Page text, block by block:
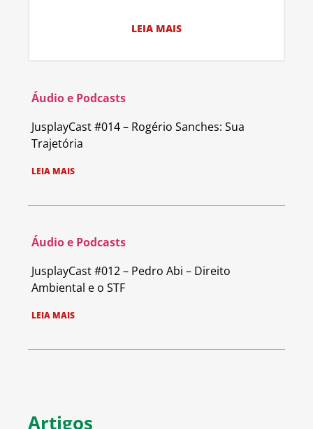
LEIA MAIS
Áudio e Podcasts
JusplayCast #014 – Rogério Sanches: Sua
Trajetória
LEIA MAIS
Áudio e Podcasts
JusplayCast #012 – Pedro Abi – Direito
Ambiental e o STF
LEIA MAIS
Artigos